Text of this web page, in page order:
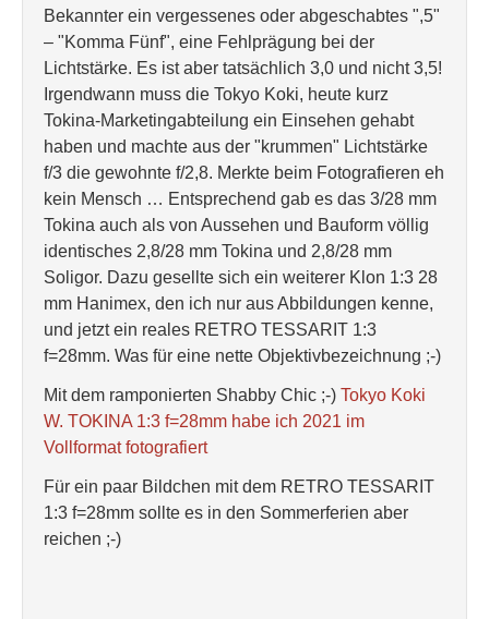
Bekannter ein vergessenes oder abgeschabtes ",5"
– "Komma Fünf", eine Fehlprägung bei der
Lichtstärke. Es ist aber tatsächlich 3,0 und nicht 3,5!
Irgendwann muss die Tokyo Koki, heute kurz
Tokina-Marketingabteilung ein Einsehen gehabt
haben und machte aus der "krummen" Lichtstärke
f/3 die gewohnte f/2,8. Merkte beim Fotografieren eh
kein Mensch … Entsprechend gab es das 3/28 mm
Tokina auch als von Aussehen und Bauform völlig
identisches 2,8/28 mm Tokina und 2,8/28 mm
Soligor. Dazu gesellte sich ein weiterer Klon 1:3 28
mm Hanimex, den ich nur aus Abbildungen kenne,
und jetzt ein reales RETRO TESSARIT 1:3
f=28mm. Was für eine nette Objektivbezeichnung ;-)
Mit dem ramponierten Shabby Chic ;-) Tokyo Koki
W. TOKINA 1:3 f=28mm habe ich 2021 im
Vollformat fotografiert
Für ein paar Bildchen mit dem RETRO TESSARIT
1:3 f=28mm sollte es in den Sommerferien aber
reichen ;-)